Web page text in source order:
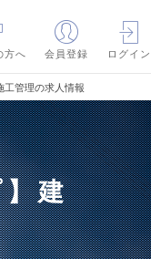
方へ 会員登録 ログイン
工管理の求人情報
】建